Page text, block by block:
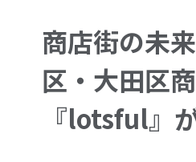
商店街の未
区・大田区
『lotsful』